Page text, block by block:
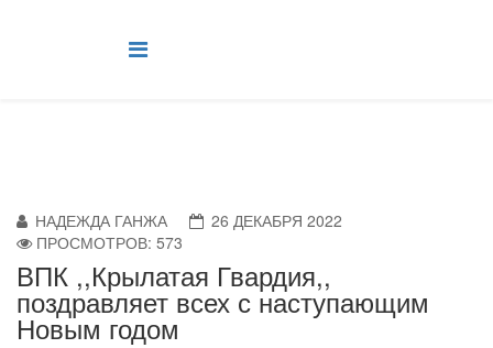
НАДЕЖДА ГАНЖА
26 ДЕКАБРЯ 2022
ПРОСМОТРОВ: 573
ВПК ,,Крылатая Гвардия,,
поздравляет всех с наступающим
Новым годом